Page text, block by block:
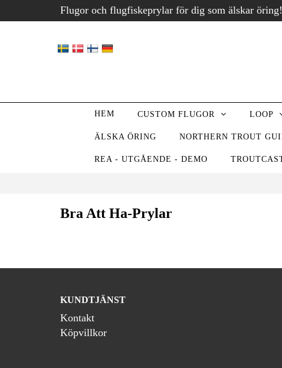
Flugor och flugfiskeprylar för dig som älskar öring!
HEM CUSTOM FLUGOR LOOP
ÄLSKA ÖRING NORTHERN TROUT
REA - UTGÅENDE - DEMO
Bra Att Ha-Prylar
KUNDTJÄNST
Kontakt
Köpvillkor